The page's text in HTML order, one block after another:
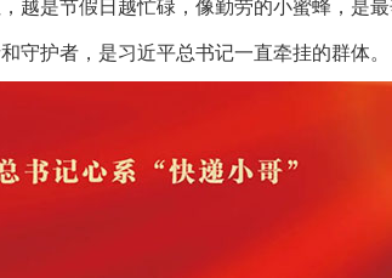
越是节假日越忙碌，像勤劳的小蜜蜂，是
守护者，是习近平总书记一直牵挂的群体。